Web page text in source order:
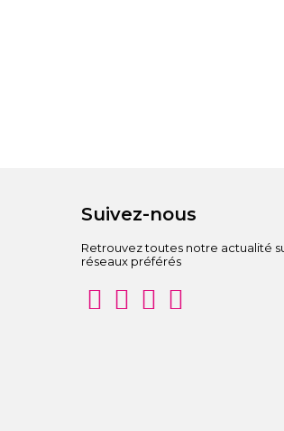
Suivez-nous
Retrouvez toutes notre actualité
réseaux préférés